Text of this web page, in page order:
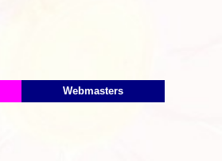
Webmasters